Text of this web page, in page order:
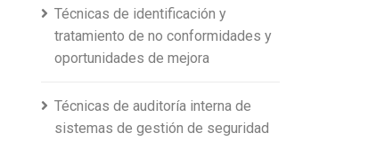
Técnicas de identificación y
tratamiento de no conformidades y
oportunidades de mejora
Técnicas de auditoría interna de
sistemas de gestión de seguridad